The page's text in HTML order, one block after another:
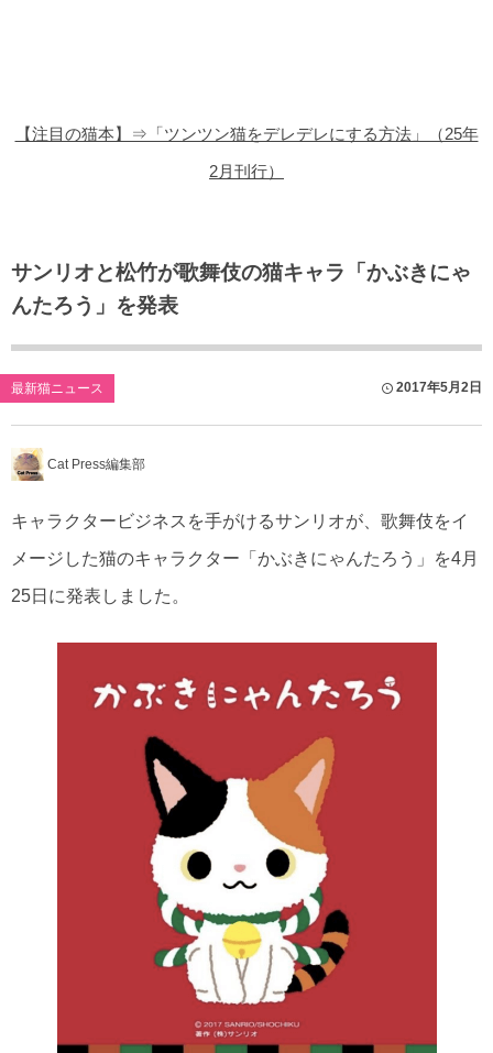
【注目の猫本】⇒「ツンツン猫をデレデレにする方法」（25年
2月刊行）
サンリオと松竹が歌舞伎の猫キャラ「かぶきにゃ
んたろう」を発表
最新猫ニュース 2017年5月2日
Cat Press編集部
キャラクタービジネスを手がけるサンリオが、歌舞伎をイ
メージした猫のキャラクター「かぶきにゃんたろう」を4月
25日に発表しました。
猫のゲーム・アプリ
猫のフリー写真素材